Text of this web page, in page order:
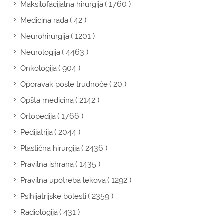
Maksilofacijalna hirurgija( 1760 )
Medicina rada( 42 )
Neurohirurgija( 1201 )
Neurologija( 4463 )
Onkologija( 904 )
Oporavak posle trudnoće( 20 )
Opšta medicina( 2142 )
Ortopedija( 1766 )
Pedijatrija( 2044 )
Plastična hirurgija( 2436 )
Pravilna ishrana( 1435 )
Pravilna upotreba lekova( 1292 )
Psihijatrijske bolesti( 2359 )
Radiologija( 431 )